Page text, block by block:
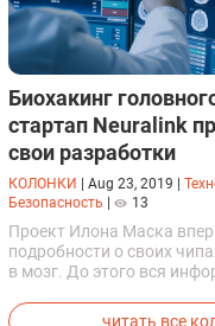
Биохакинг
стартап Neuralink
свои разработки
КОЛОНКИ Aug 23, 2019
Безопасность
13
Проект Илона Маска
подробности о своих
в мозг. До этого вся
читать все